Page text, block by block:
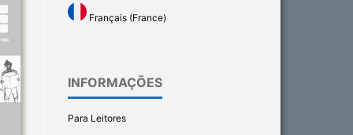
Français (France)
INFORMAÇÕES
Para Leitores